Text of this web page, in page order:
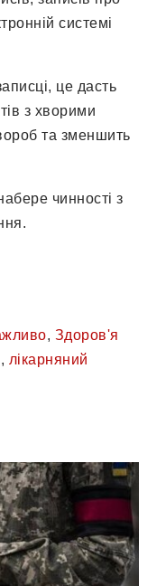
системі
це дасть
з хворими
та зменшить
чинності з
, Здоров'я
, лікарняний